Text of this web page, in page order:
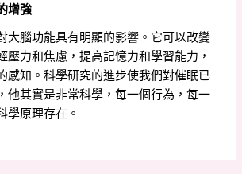
增強
大腦功能具有明顯的影響。它可以改變
壓力和焦慮，提高記憶力和學習能力，
感知。科學研究的進步使我們對催眠已
他其實是非常科學，每一個行為，每一
學原理存在。